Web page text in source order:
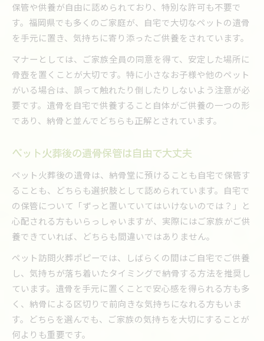
保管や供養が自由に認められており、特別な許可も不要で
す。福岡県でも多くのご家庭が、自宅で大切なペットの遺骨
を手元に置き、気持ちに寄り添ったご供養をされています。
マナーとしては、ご家族全員の同意を得て、安定した場所に
骨壺を置くことが大切です。特に小さなお子様や他のペット
がいる場合は、誤って触れたり倒したりしないよう注意が必
要です。遺骨を自宅で供養すること自体がご供養の一つの形
であり、納骨と並んでどちらも正解とされています。
ペット火葬後の遺骨保管は自由で大丈夫
ペット火葬後の遺骨は、納骨堂に預けることも自宅で保管す
ることも、どちらも選択肢として認められています。自宅で
の保管について「ずっと置いていてはいけないのでは？」と
心配される方もいらっしゃいますが、実際にはご家族がご供
養できていれば、どちらも間違いではありません。
ペット訪問火葬ポピーでは、しばらくの間はご自宅でご供養
し、気持ちが落ち着いたタイミングで納骨する方法を推奨し
ています。遺骨を手元に置くことで安心感を得られる方も多
く、納骨による区切りで前向きな気持ちになれる方もいま
す。どちらを選んでも、ご家族の気持ちを大切にすることが
何よりも重要です。